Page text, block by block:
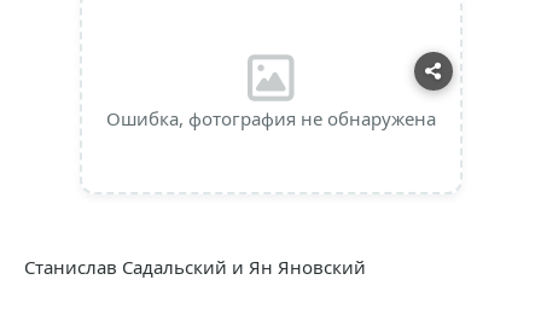
Ошибка, фотография не обнаружена
Станислав Садальский и Ян Яновский